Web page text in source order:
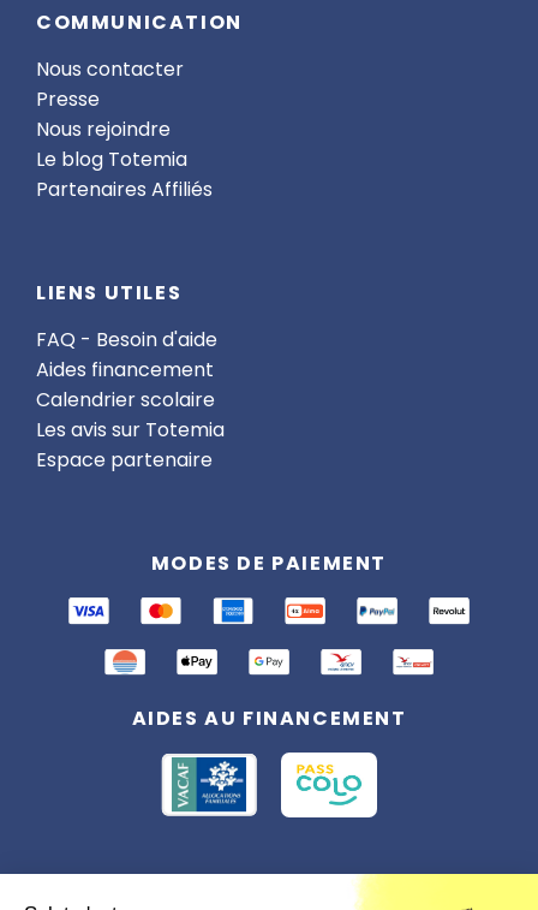
COMMUNICATION
Nous contacter
Presse
Nous rejoindre
Le blog Totemia
Partenaires Affiliés
LIENS UTILES
FAQ - Besoin d'aide
Aides financement
Calendrier scolaire
Les avis sur Totemia
Espace partenaire
MODES DE PAIEMENT
AIDES AU FINANCEMENT
Conformément à la réglementation applicable en matière de données